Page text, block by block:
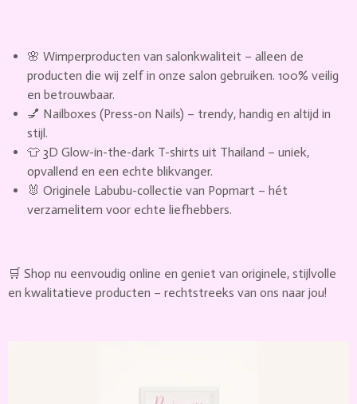
🌸 Wimperproducten van salonkwaliteit – alleen de
producten die wij zelf in onze salon gebruiken. 100% veilig
en betrouwbaar.
💅 Nailboxes (Press-on Nails) – trendy, handig en altijd in
stijl.
👕 3D Glow-in-the-dark T-shirts uit Thailand – uniek,
opvallend en een echte blikvanger.
🐰 Originele Labubu-collectie van Popmart – hét
verzamelitem voor echte liefhebbers.
🛒 Shop nu eenvoudig online en geniet van originele, stijlvolle
en kwalitatieve producten – rechtstreeks van ons naar jou!